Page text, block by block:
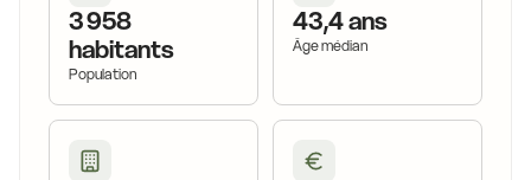
3 958
habitants
Population
43,4 ans
Âge médian